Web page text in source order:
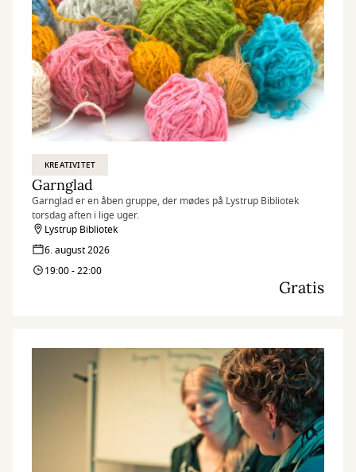
KREATIVITET
Garnglad
Garnglad er en åben gruppe, der mødes på Lystrup Bibliotek
torsdag aften i lige uger.
Lystrup Bibliotek
6. august 2026
19:00 - 22:00
Gratis